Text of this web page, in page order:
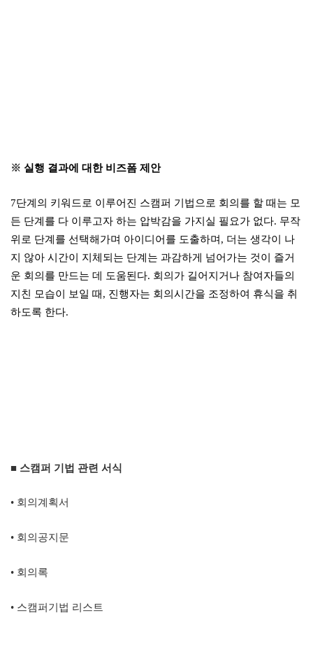
※ 실행 결과에 대한 비즈폼 제안
7단계의 키워드로 이루어진 스캠퍼 기법으로 회의를 할 때는 모
든 단계를 다 이루고자 하는 압박감을 가지실 필요가 없다. 무작
위로 단계를 선택해가며 아이디어를 도출하며 , 더는 생각이 나
지 않아 시간이 지체되는 단계는 과감하게 넘어가는 것이 즐거
운 회의를 만드는 데 도움된다. 회의가 길어지거나 참여자들의
지친 모습이 보일 때 , 진행자는 회의시간을 조정하여 휴식을 취
하도록 한다.
■ 스캠퍼 기법 관련 서식
• 회의계획서
• 회의공지문
• 회의록
• 스캠퍼기법 리스트